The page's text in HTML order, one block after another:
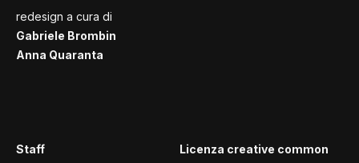
redesign a cura di
Gabriele Brombin
Anna Quaranta
Staff
Licenza creative common